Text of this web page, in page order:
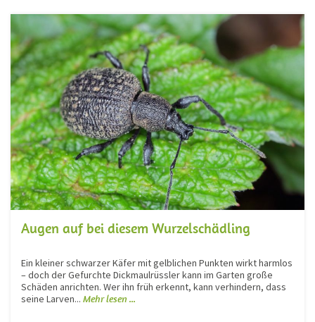
Augen auf bei diesem Wurzelschädling
Ein kleiner schwarzer Käfer mit gelblichen Punkten wirkt harmlos
– doch der Gefurchte Dickmaulrüssler kann im Garten große
Schäden anrichten. Wer ihn früh erkennt, kann verhindern, dass
seine Larven... Mehr lesen ...